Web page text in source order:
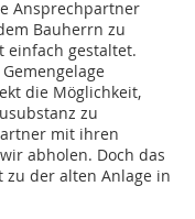
Ansprechpartner
Bauherrn zu
einfach gestaltet.
die Möglichkeit,
zu
mit ihren
abholen. Doch das
zu der alten Anlage in